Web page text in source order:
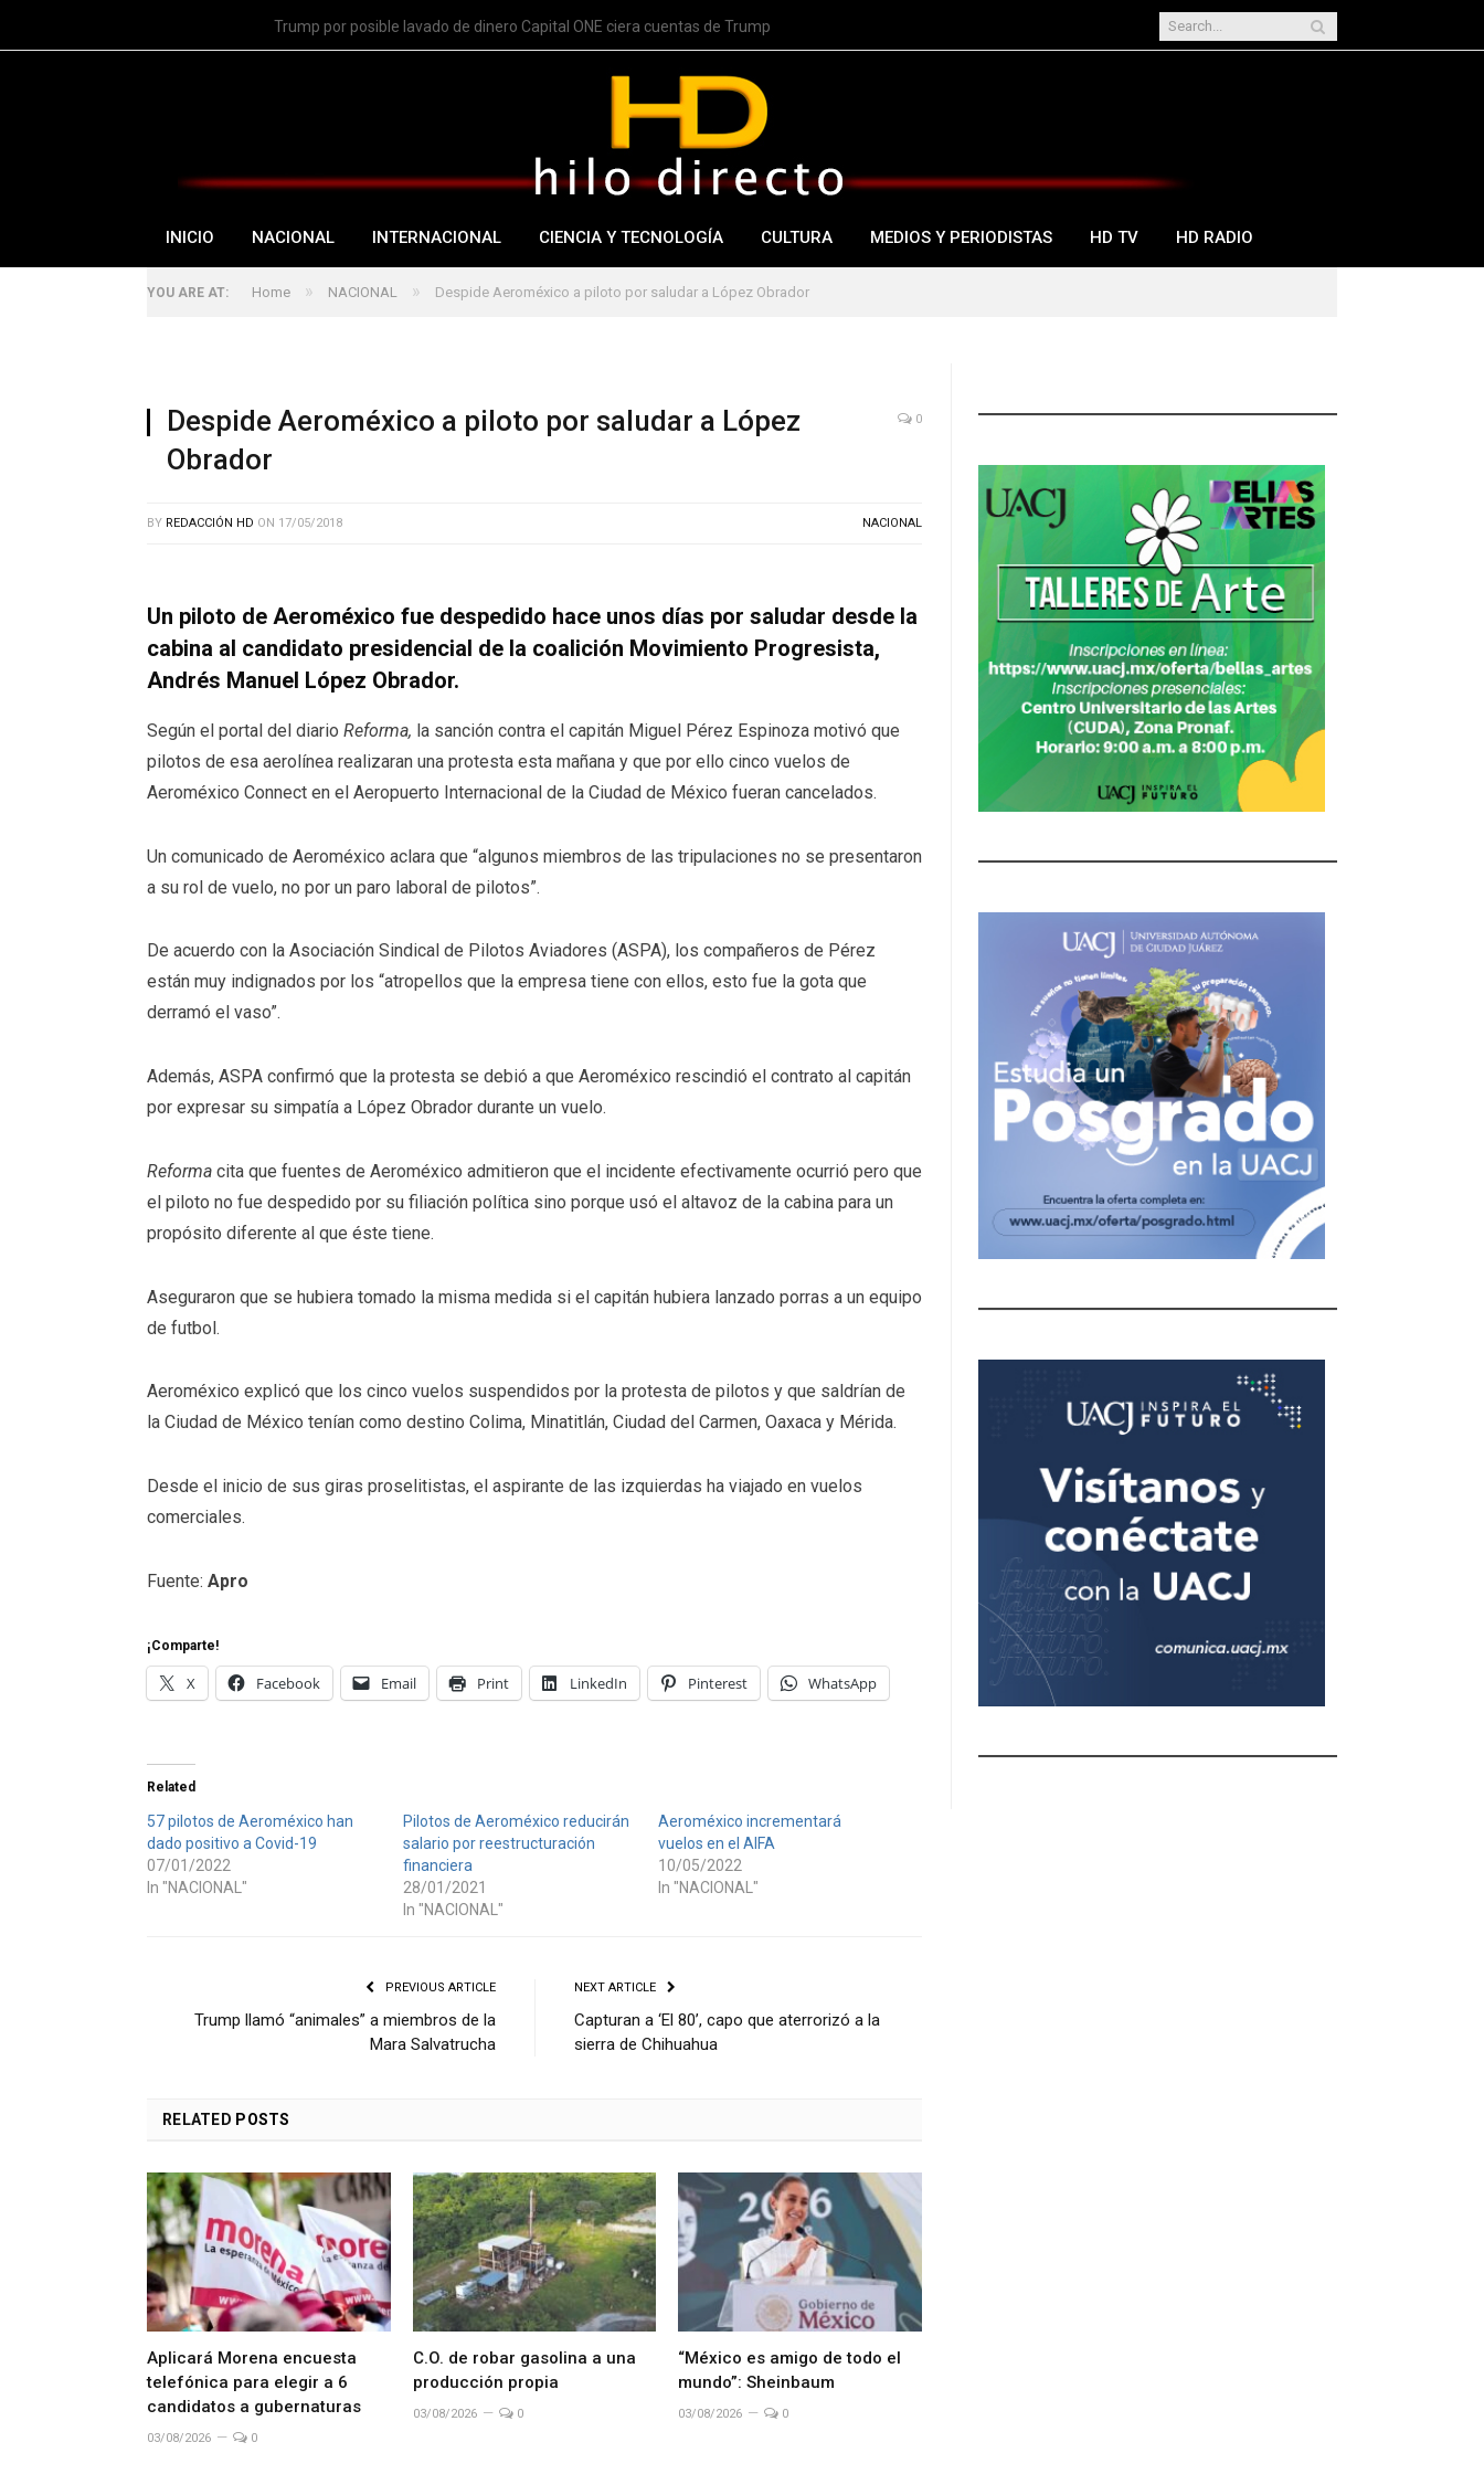
Trump por posible lavado de dinero Capital ONE ciera cuentas de Trump
INICIO NACIONAL INTERNACIONAL CIENCIA Y TECNOLOGÍA CULTURA MEDIOS Y PERIODISTAS HD TV HD RADIO
YOU ARE AT: Home » NACIONAL » Despide Aeroméxico a piloto por saludar a López Obrador
Despide Aeroméxico a piloto por saludar a López
Obrador
0
BY REDACCIÓN HD ON 17/05/2018 NACIONAL
Un piloto de Aeroméxico fue despedido hace unos días por saludar desde la
cabina al candidato presidencial de la coalición Movimiento Progresista,
Andrés Manuel López Obrador.
Según el portal del diario Reforma, la sanción contra el capitán Miguel Pérez Espinoza motivó que
pilotos de esa aerolínea realizaran una protesta esta mañana y que por ello cinco vuelos de
Aeroméxico Connect en el Aeropuerto Internacional de la Ciudad de México fueran cancelados.
Un comunicado de Aeroméxico aclara que “algunos miembros de las tripulaciones no se presentaron
a su rol de vuelo, no por un paro laboral de pilotos”.
De acuerdo con la Asociación Sindical de Pilotos Aviadores (ASPA), los compañeros de Pérez
están muy indignados por los “atropellos que la empresa tiene con ellos, esto fue la gota que
derramó el vaso”.
Además, ASPA confirmó que la protesta se debió a que Aeroméxico rescindió el contrato al capitán
por expresar su simpatía a López Obrador durante un vuelo.
Reforma cita que fuentes de Aeroméxico admitieron que el incidente efectivamente ocurrió pero que
el piloto no fue despedido por su filiación política sino porque usó el altavoz de la cabina para un
propósito diferente al que éste tiene.
Aseguraron que se hubiera tomado la misma medida si el capitán hubiera lanzado porras a un equipo
de futbol.
Aeroméxico explicó que los cinco vuelos suspendidos por la protesta de pilotos y que saldrían de
la Ciudad de México tenían como destino Colima, Minatitlán, Ciudad del Carmen, Oaxaca y Mérida.
Desde el inicio de sus giras proselitistas, el aspirante de las izquierdas ha viajado en vuelos
comerciales.
Fuente: Apro
¡Comparte!
X Facebook Email Print LinkedIn Pinterest WhatsApp
Related
57 pilotos de Aeroméxico han
dado positivo a Covid-19
07/01/2022
In "NACIONAL"
Pilotos de Aeroméxico reducirán
salario por reestructuración
financiera
28/01/2021
In "NACIONAL"
Aeroméxico incrementará
vuelos en el AIFA
10/05/2022
In "NACIONAL"
PREVIOUS ARTICLE
Trump llamó “animales” a miembros de la
Mara Salvatrucha
NEXT ARTICLE
Capturan a ‘El 80’, capo que aterrorizó a la
sierra de Chihuahua
RELATED POSTS
Aplicará Morena encuesta
telefónica para elegir a 6
candidatos a gubernaturas
03/08/2026 0
C.O. de robar gasolina a una
producción propia
03/08/2026 0
“México es amigo de todo el
mundo”: Sheinbaum
03/08/2026 0